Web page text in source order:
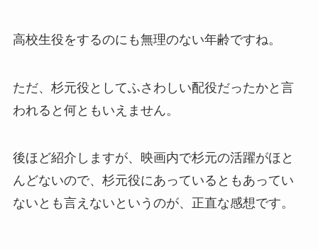
高校生役をするのにも無理のない年齢ですね。
ただ、杉元役としてふさわしい配役だったかと言
われると何ともいえません。
後ほど紹介しますが、映画内で杉元の活躍がほと
んどないので、杉元役にあっているともあってい
ないとも言えないというのが、正直な感想です。